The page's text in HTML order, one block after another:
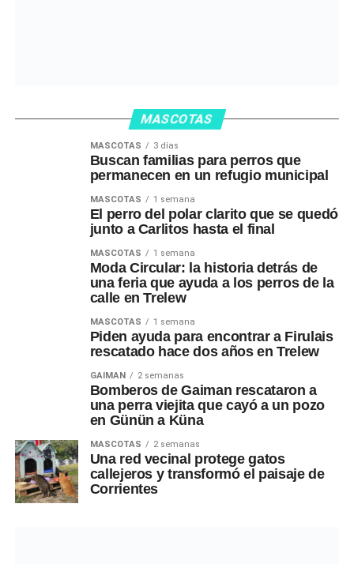
MASCOTAS
MASCOTAS 3 días
Buscan familias para perros que
permanecen en un refugio municipal
MASCOTAS 1 semana
El perro del polar clarito que se quedó
junto a Carlitos hasta el final
MASCOTAS 1 semana
Moda Circular: la historia detrás de
una feria que ayuda a los perros de la
calle en Trelew
MASCOTAS 1 semana
Piden ayuda para encontrar a Firulais
rescatado hace dos años en Trelew
GAIMAN 2 semanas
Bomberos de Gaiman rescataron a
una perra viejita que cayó a un pozo
en Günün a Küna
MASCOTAS 2 semanas
Una red vecinal protege gatos
callejeros y transformó el paisaje de
Corrientes